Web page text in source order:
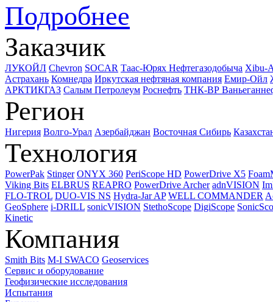
Подробнее
Заказчик
ЛУКОЙЛ Chevron SOCAR Таас-Юрях Нефтегазодобыча Xibu-
Астрахань Комнедра Иркутская нефтяная компания Емир-Ойл
АРКТИКГАЗ Салым Петролеум Роснефть ТНК-ВР
Регион
Нигерия Волго-Урал Азербайджан Восточная Сибирь
Технология
PowerPak Stinger ONYX 360 PeriScope HD PowerDrive X5
Viking Bits ELBRUS REAPRO PowerDrive Archer adnVISION
FLO-TROL DUO-VIS NS Hydra-Jar AP WELL COMMANDER
GeoSphere i-DRILL sonicVISION StethoScope DigiScope
Kinetic
Компания
Smith Bits M-I SWACO Geoservices
Сервис и оборудование
Геофизические исследования
Испытания